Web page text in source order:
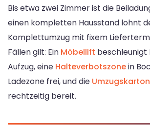
Bis etwa zwei Zimmer ist die
einen kompletten Hausstand lohnt
Komplettumzug mit fixem
Fällen gilt: Ein Möbellift beschleunigt
Aufzug, eine Halteverbotszonein
Ladezone frei, und die
rechtzeitig bereit.